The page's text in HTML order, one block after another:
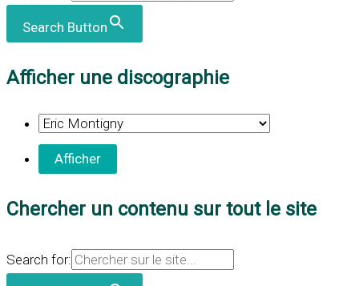
Search Button
Afficher une discographie
Chercher un contenu sur tout le site
Search for: